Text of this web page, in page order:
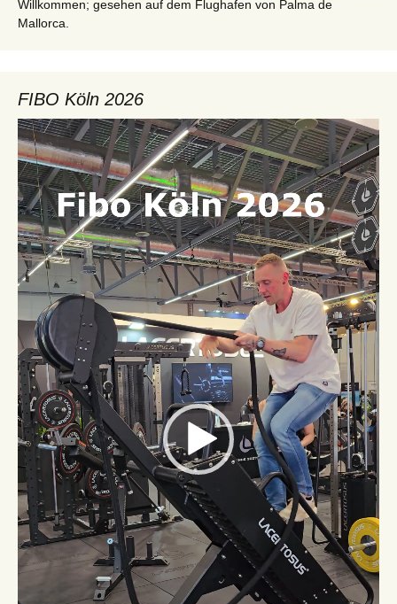
Willkommen; gesehen auf dem Flughafen von Palma de
Mallorca.
FIBO Köln 2026
Video-
Player